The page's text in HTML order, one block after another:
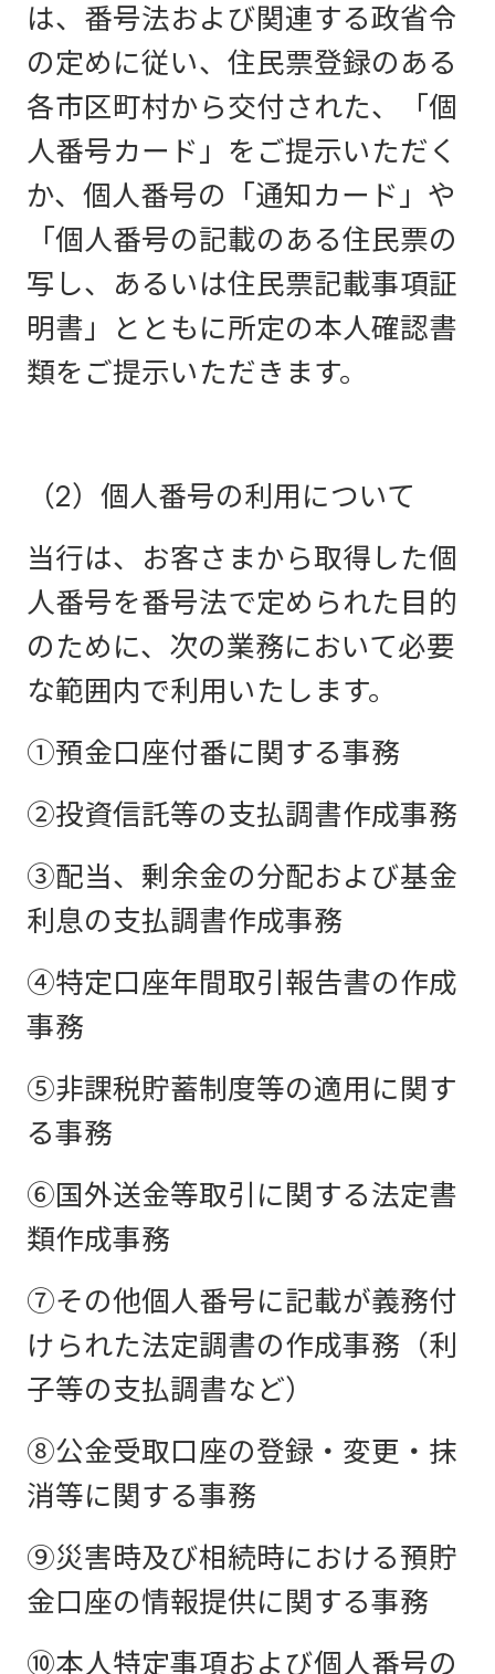
は、番号法および関連する政省令
の定めに従い、住民票登録のある
各市区町村から交付された、「個
人番号カード」をご提示いただく
か、個人番号の「通知カード」や
「個人番号の記載のある住民票の
写し、あるいは住民票記載事項証
明書」とともに所定の本人確認書
類をご提示いただきます。
（2）個人番号の利用について
当行は、お客さまから取得した個
人番号を番号法で定められた目的
のために、次の業務において必要
な範囲内で利用いたします。
①預金口座付番に関する事務
②投資信託等の支払調書作成事務
③配当、剰余金の分配および基金
利息の支払調書作成事務
④特定口座年間取引報告書の作成
事務
⑤非課税貯蓄制度等の適用に関す
る事務
⑥国外送金等取引に関する法定書
類作成事務
⑦その他個人番号に記載が義務付
けられた法定調書の作成事務（利
子等の支払調書など）
⑧公⾦受取⼝座の登録・変更・抹
消等に関する事務
⑨災害時及び相続時における預貯
⾦⼝座の情報提供に関する事務
⑩本⼈特定事項および個⼈番号の